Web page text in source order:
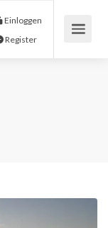
Einloggen